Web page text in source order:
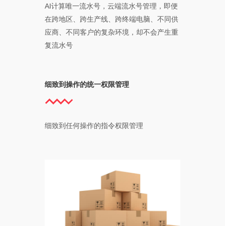
AI计算唯一流水号，云端流水号管理，即便
在跨地区、跨生产线、跨终端电脑、不同供
应商、不同客户的复杂环境，却不会产生重
复流水号
细致到操作的统一权限管理
细致到任何操作的指令权限管理